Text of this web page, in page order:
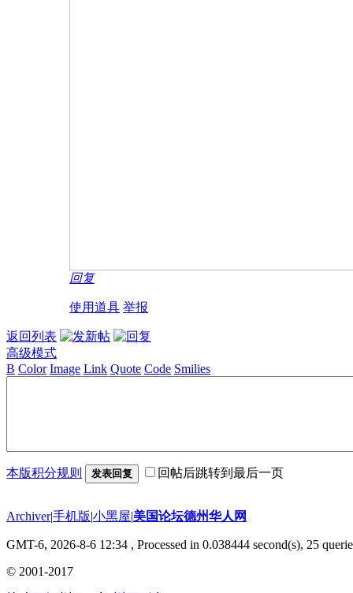
回复
使用道具 举报
返回列表
高级模式
B Color Image Link Quote Code Smilies
本版积分规则 发表回复 回帖后跳转到最后一页
Archiver|手机版|小黑屋|美国论坛德州华人网
GMT-6, 2026-8-6 12:34 , Processed in 0.038444 second(s), 25
© 2001-2017